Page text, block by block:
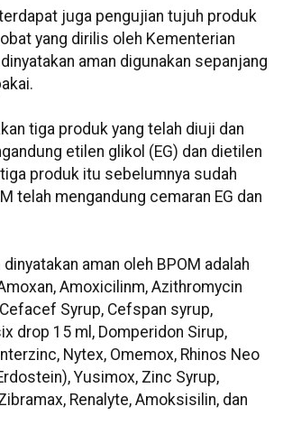
juga pengujian tujuh produk
yang dirilis oleh Kementerian
aman digunakan sepanjang
tiga produk yang telah diuji dan
etilen glikol (EG) dan dietilen
produk itu sebelumnya sudah
telah mengandung cemaran EG dan
aman oleh BPOM adalah
Amoxicilinm, Azithromycin
Syrup, Cefspan syrup,
drop 15 ml, Domperidon Sirup,
Nytex, Omemox, Rhinos Neo
Yusimox, Zinc Syrup,
Renalyte, Amoksisilin, dan